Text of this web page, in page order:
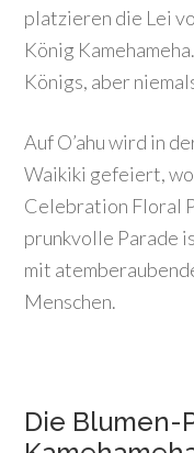
platzieren die Lei
König
Königs, aber
Auf O’ahu wird in
Waikiki gefeiert, wo
Celebration Floral
prunkvolle Parade
mit
Menschen.
Die Blumen-